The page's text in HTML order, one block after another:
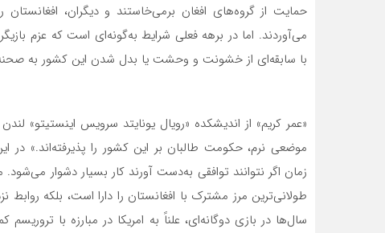
حمایت از گروه‌های افغان برمی‌خاستند و دیگران،
می‌آوردند. اما در برهه فعلی شرایط به‌گونه‌ای است که عزم
با سابقه‌ای از خشونت و وحشت یا بدل شدن این کشور به
«عمر کریم» از اندیشکده «رویال یونایتد سرویس اینستیتو»
موضعی نرم، حکومت طالبان بر این کشور را پذیرفته‌اند.»
زمان اگر نتوانند توافقی به‌دست آورند کار بسیار دشوار
طولانی‌ترین مرز مشترک با افغانستان را دارا است، بلکه روابط
سال‌ها در بازی دوگانه‌ای، علناً به امریکا در مبارزه با